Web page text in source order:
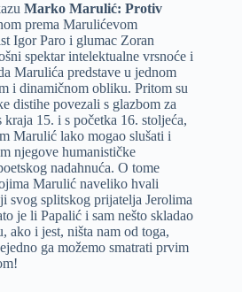
Marko Marulić: Protiv
prema Marulićevom
Igor Paro i glumac Zoran
spektar intelektualne vrsnoće i
Marulića predstave u jednom
i dinamičnom obliku. Pritom su
distihe povezali s glazbom za
15. i s početka 16. stoljeća,
Marulić lako mogao slušati i
njegove humanističke
nadahnuća. O tome
Marulić naveliko hvali
svog splitskog prijatelja Jerolima
je li Papalić i sam nešto skladao
ako i jest, ništa nam od toga,
ga možemo smatrati prvim